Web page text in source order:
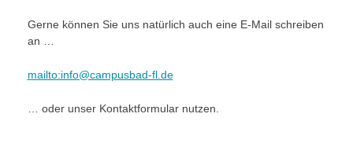
Gerne können Sie uns natürlich auch eine E-Mail schreiben
an …
mailto:info@campusbad-fl.de
… oder unser Kontaktformular nutzen.